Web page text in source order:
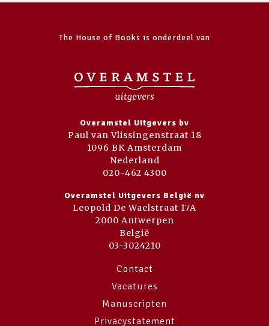
The House of Books is onderdeel van
Overamstel Uitgevers bv
Paul van Vlissingenstraat 18
1096 BK Amsterdam
Nederland
020-462 4300
Overamstel Uitgevers België nv
Leopold De Waelstraat 17A
2000 Antwerpen
België
03-3024210
Contact
Vacatures
Manuscripten
Privacystatement